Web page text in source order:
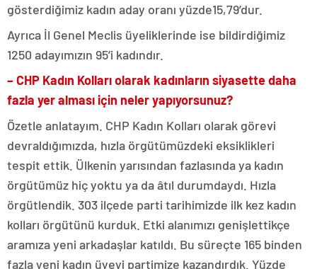
gösterdiğimiz kadın aday oranı yüzde15,79’dur.
Ayrıca İl Genel Meclis üyeliklerinde ise bildirdiğimiz
1250 adayımızın 95’i kadındır.
– CHP Kadın Kolları olarak kadınların siyasette daha
fazla yer alması için neler yapıyorsunuz?
Özetle anlatayım. CHP Kadın Kolları olarak görevi
devraldığımızda, hızla örgütümüzdeki eksiklikleri
tespit ettik. Ülkenin yarısından fazlasında ya kadın
örgütümüz hiç yoktu ya da âtıl durumdaydı. Hızla
örgütlendik. 303 ilçede parti tarihimizde ilk kez kadın
kolları örgütünü kurduk. Etki alanımızı genişlettikçe
aramıza yeni arkadaşlar katıldı. Bu süreçte 165 binden
fazla yeni kadın üyeyi partimize kazandırdık. Yüzde